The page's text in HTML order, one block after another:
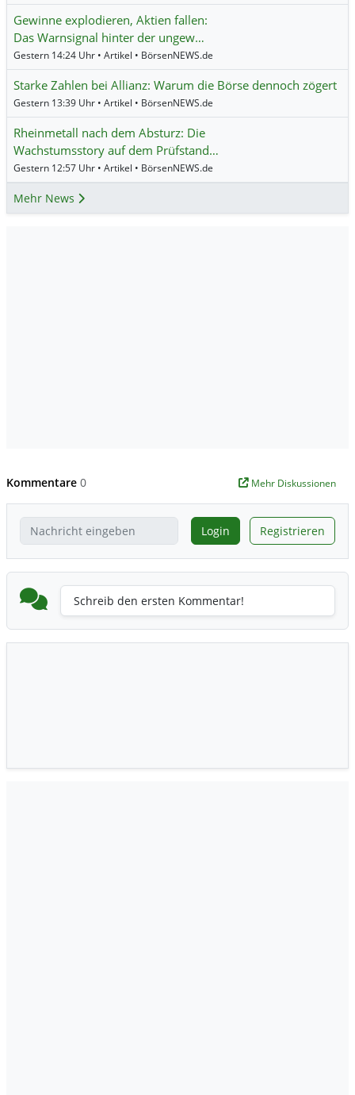
Gewinne explodieren, Aktien fallen:
Das Warnsignal hinter der ungew…
Gestern 14:24 Uhr • Artikel • BörsenNEWS.de
Starke Zahlen bei Allianz: Warum die Börse dennoch zögert
Gestern 13:39 Uhr • Artikel • BörsenNEWS.de
Rheinmetall nach dem Absturz: Die
Wachstumsstory auf dem Prüfstand…
Gestern 12:57 Uhr • Artikel • BörsenNEWS.de
Mehr News
Kommentare 0 Mehr Diskussionen
Login Registrieren
Schreib den ersten Kommentar!